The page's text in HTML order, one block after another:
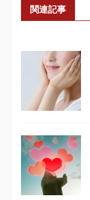
関連記事